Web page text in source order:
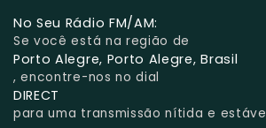
No Seu Rádio FM/AM:
Se você está na região de
Porto Alegre, Porto Alegre, Brasil
, encontre-nos no dial
DIRECT
para uma transmissão nítida e